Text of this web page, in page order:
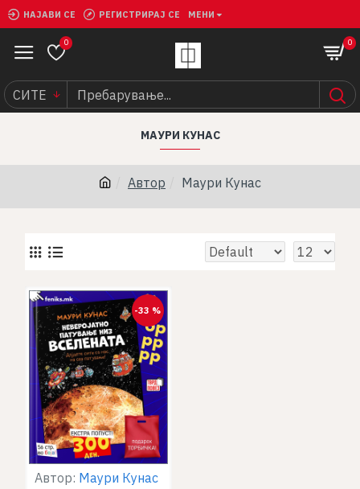
НАЈАВИ СЕ РЕГИСТРИРАЈ СЕ МЕНИ
0 0
СИТЕ
Автор Маури Кунас
МАУРИ КУНАС
-33 %
Автор: Маури Кунас